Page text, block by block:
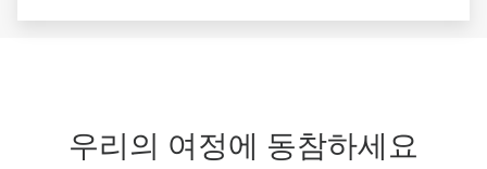
우리의 여정에 동참하세요